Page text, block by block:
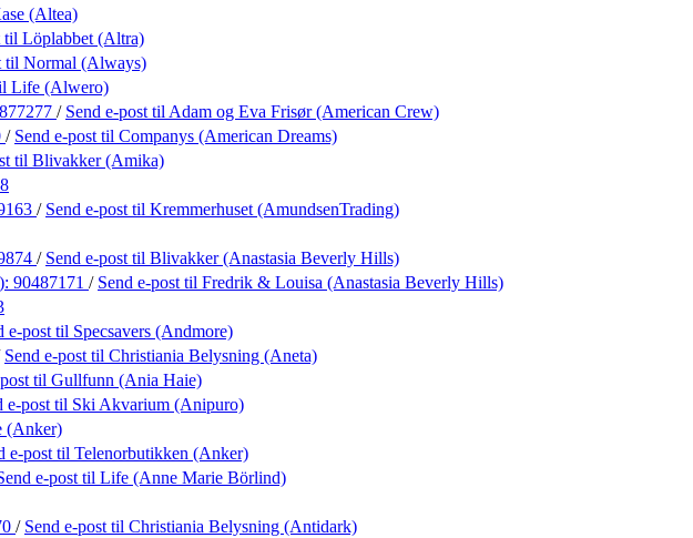
(Altea)
til Löplabbet (Altra)
til Normal (Always)
Life (Alwero)
/ Send e-post til Adam og Eva Frisør (American Crew)
/ Send e-post til Companys (American Dreams)
til Blivakker (Amika)
/ Send e-post til Kremmerhuset (AmundsenTrading)
/ Send e-post til Blivakker (Anastasia Beverly Hills)
90487171 / Send e-post til Fredrik & Louisa (Anastasia Beverly Hills)
e-post til Specsavers (Andmore)
Send e-post til Christiania Belysning (Aneta)
til Gullfunn (Ania Haie)
e-post til Ski Akvarium (Anipuro)
(Anker)
e-post til Telenorbutikken (Anker)
e-post til Life (Anne Marie Börlind)
/ Send e-post til Christiania Belysning (Antidark)